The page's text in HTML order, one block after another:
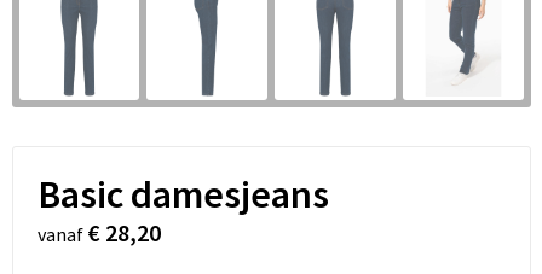
Basic damesjeans
vanaf € 28,20